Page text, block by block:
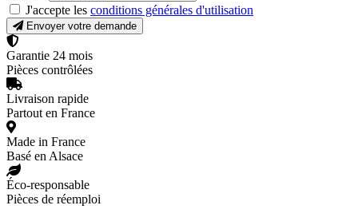
J'accepte les conditions générales d'utilisation
Envoyer votre demande
Garantie 24 mois
Pièces contrôlées
Livraison rapide
Partout en France
Made in France
Basé en Alsace
Éco-responsable
Pièces de réemploi